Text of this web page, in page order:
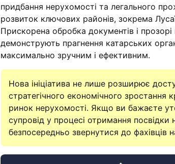
придбання нерухомості та легального
розвиток ключових районів, зокрема
Прискорена обробка документів і
демонструють прагнення катарських
максимально зручним і ефективним.
Нова ініціатива не лише розширює
стратегічного економічного зростання
ринок нерухомості. Якщо ви бажаєте
супровід у процесі отримання
безпосередньо звернутися до фахівців